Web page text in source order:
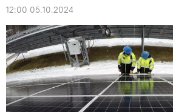
12:00 05.10.2024